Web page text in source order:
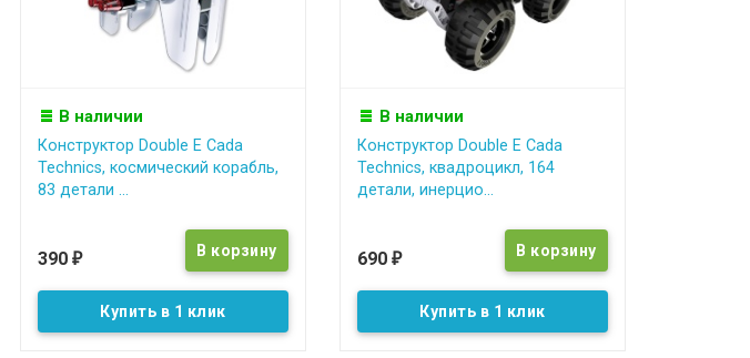
В наличии
Конструктор Double E Cada
Technics, космический корабль,
83 детали ...
390 ₽
Купить в 1 клик
В наличии
Конструктор Double E Cada
Technics, квадроцикл, 164
детали, инерцио...
690 ₽
Купить в 1 клик